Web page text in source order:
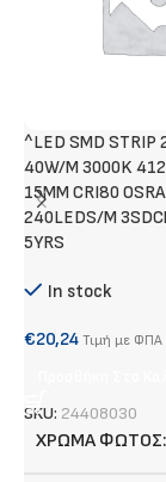
^LED SMD STRIP
40W/M 3000K
15MM CRI80
240LEDS/M
5YRS
In stock
€20,24 Τιμή με ΦΠΑ
SKU: 24408030
ΧΡΏΜΑ ΦΩΤΌΣ